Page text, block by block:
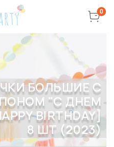
0
БОЛЬШИЕ С
"С ДНЕМ
BIRTHDAY]
8 ШТ (2023)